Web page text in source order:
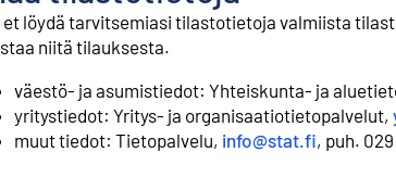
löydä tarvitsemiasi tilastotietoja valmiista
niitä tilauksesta.
väestö- ja asumistiedot: ⁠Yhteiskunta- ja
yritystiedot: ⁠Yritys- ja organisaatiotietopalvelut,
muut tiedot: ⁠Tietopalvelu, info@stat.fi, puh.